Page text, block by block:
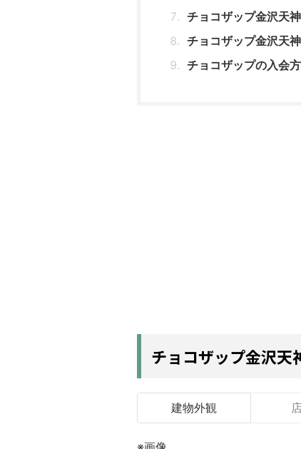
チョコザップ金沢天
チョコザップ金沢天
チョコザップの入会
チョコザップ金沢天
建物外観